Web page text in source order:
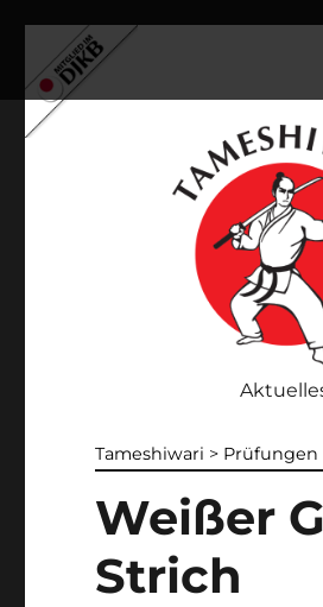
Tameshiwari > Prüfungen
Weißer
Strich